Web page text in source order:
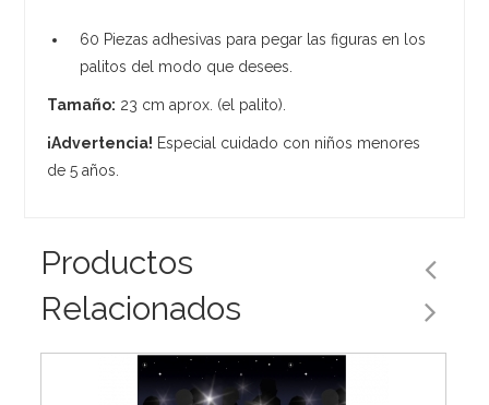
60 Piezas adhesivas para pegar las figuras en los
palitos del modo que desees.
Tamaño: 23 cm aprox. (el palito).
¡Advertencia! Especial cuidado con niños menores
de 5 años.
Productos
Relacionados